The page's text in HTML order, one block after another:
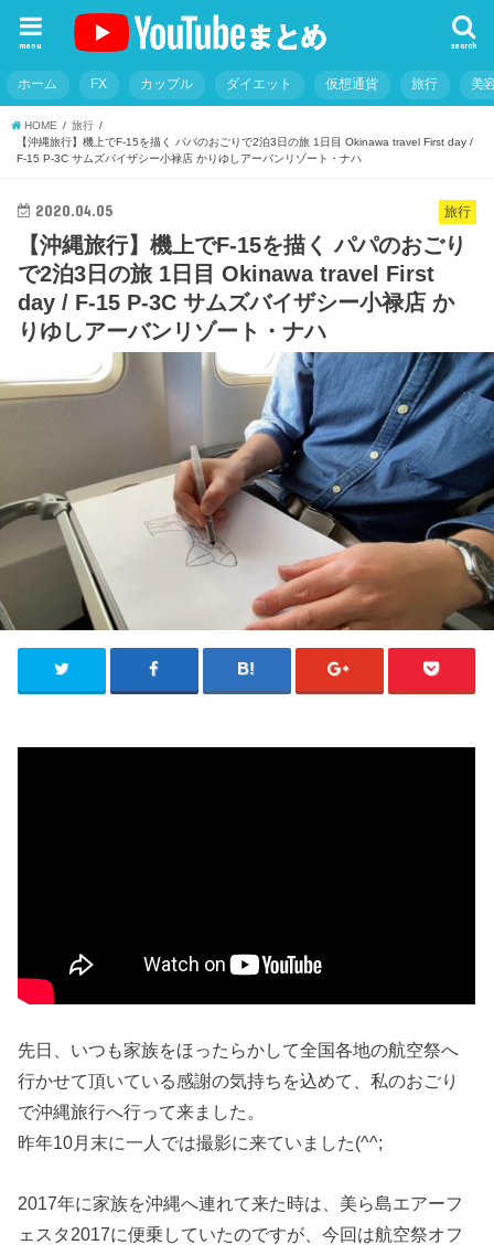
search
menu
ホーム FX カップル ダイエット 仮想通貨 旅行 美
HOME
旅行
【沖縄旅行】機上でF-15を描く パパのおごりで2泊3日の旅 1日目 Okinawa travel First day /
F-15 P-3C サムズバイザシー小禄店 かりゆしアーバンリゾート・ナハ
旅行
2020.04.05
【沖縄旅行】機上でF-15を描く パパのおごり
で2泊3日の旅 1日目 Okinawa travel First
day / F-15 P-3C サムズバイザシー小禄店 か
りゆしアーバンリゾート・ナハ
先日、いつも家族をほったらかして全国各地の航空祭へ
行かせて頂いている感謝の気持ちを込めて、私のおごり
で沖縄旅行へ行って来ました。
昨年10月末に一人では撮影に来ていました(^^;
2017年に家族を沖縄へ連れて来た時は、美ら島エアーフ
ェスタ2017に便乗していたのですが、今回は航空祭オフ